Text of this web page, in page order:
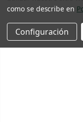
como se describe en
Configuración